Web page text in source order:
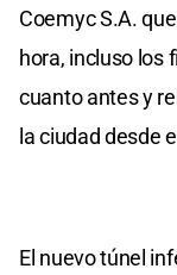
Coemyc S.A.
hora, incluso los
cuanto antes y
la ciudad desde
El nuevo túnel